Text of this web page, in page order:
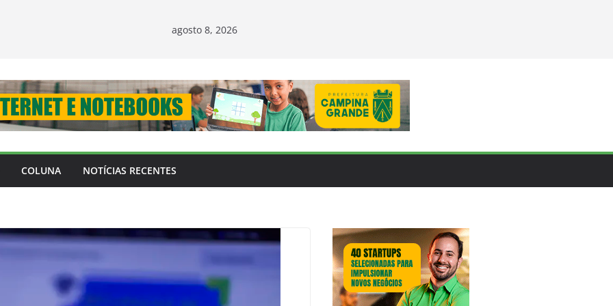
agosto 8, 2026
COLUNA NOTÍCIAS RECENTES